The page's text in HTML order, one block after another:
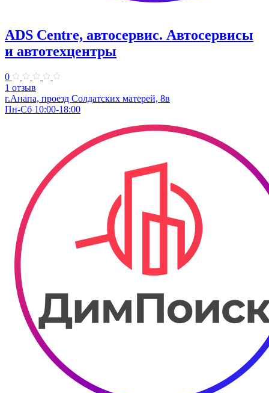
ADS Centre, автосервис. Автосервисы
и автотехцентры
0
1 отзыв
г.Анапа, проезд Солдатских матерей, 8в
Пн-Сб 10:00-18:00